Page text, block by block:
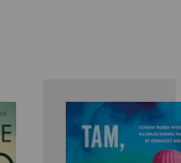
Paige